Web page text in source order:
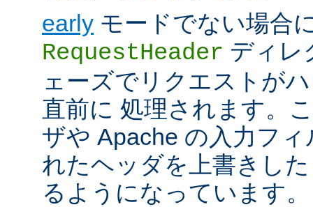
early モードでない場合
RequestHeader ディレ
ェーズでリクエストが
直前に 処理されます。
ザや Apache の入力フ
れたヘッダを上書きし
るようになっています。